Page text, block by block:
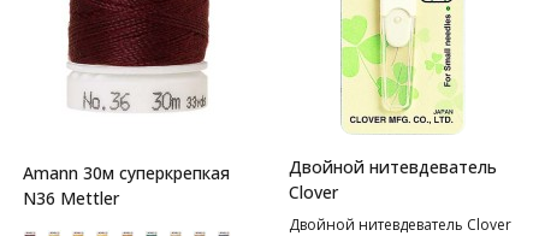
Amann 30м суперкрепкая
N36 Mettler
Двойной нитевдеватель
Clover
Двойной нитевдеватель Clover